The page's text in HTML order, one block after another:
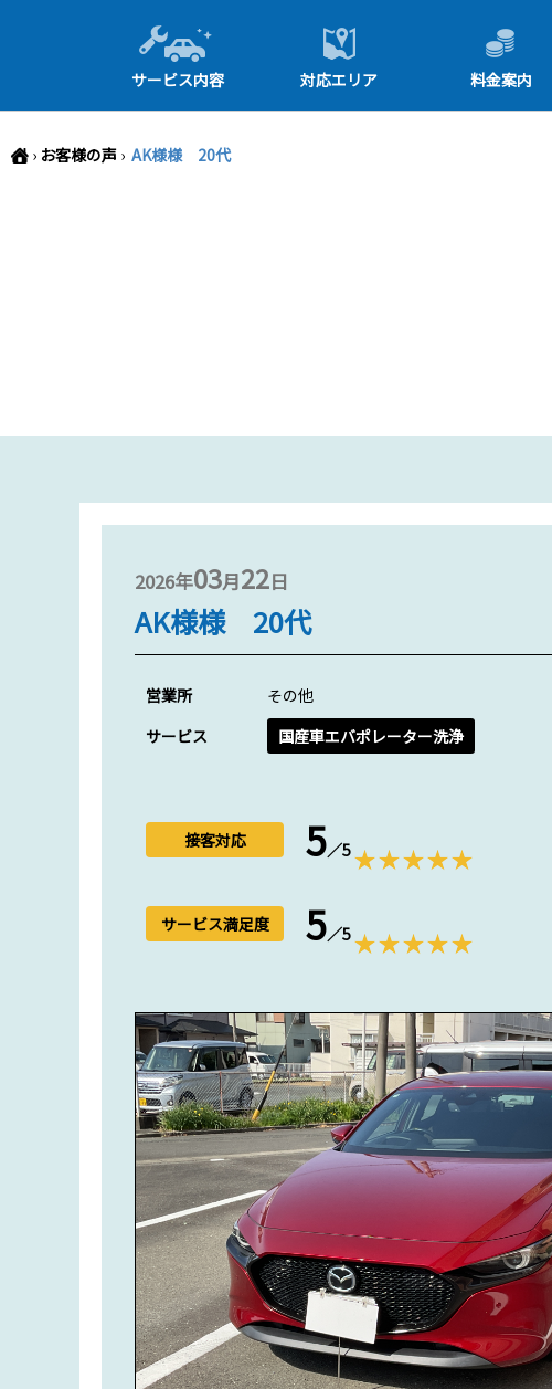
サービス内容 対応エリア 料金案内
› お客様の声 › AK様様 20代
2026年03月22日
AK様様 20代
営業所
その他
サービス
国産車エバポレーター洗浄
接客対応 5／5
サービス満足度 5／5